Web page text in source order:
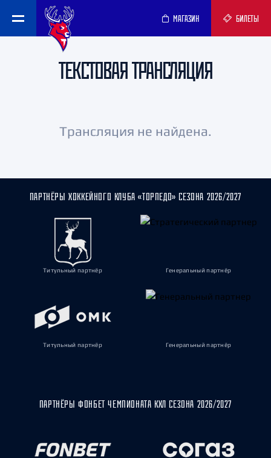
МАГАЗИН БИЛЕТЫ
ТЕКСТОВАЯ ТРАНСЛЯЦИЯ
Трансляция не найдена.
ПАРТНЁРЫ ХОККЕЙНОГО КЛУБА «ТОРПЕДО» СЕЗОНА 2026/2027
Титульный партнёр Генеральный партнёр
Титульный партнёр Генеральный партнёр
ПАРТНЁРЫ ФОНБЕТ ЧЕМПИОНАТА КХЛ СЕЗОНА 2026/2027